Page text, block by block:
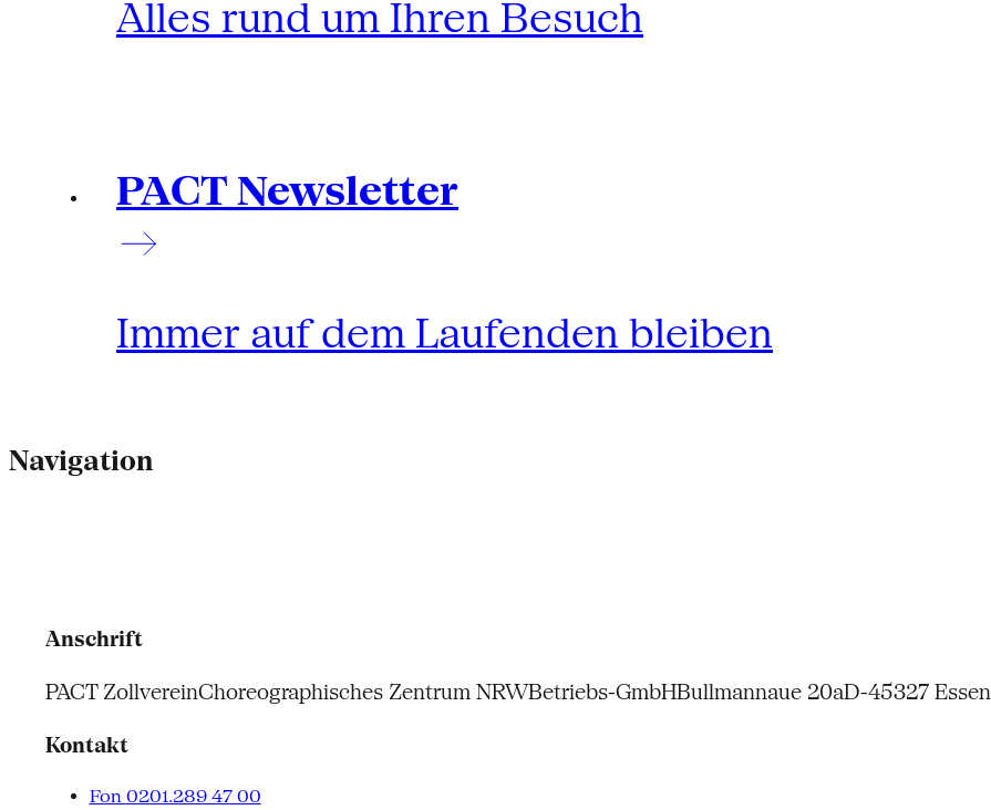
Alles rund um Ihren Besuch
PACT Newsletter
Immer auf dem Laufenden bleiben
Navigation
Anschrift
PACT ZollvereinChoreographisches Zentrum NRWBetriebs-GmbHBullmannaue 20aD-45327 Essen
Kontakt
Fon 0201.289 47 00